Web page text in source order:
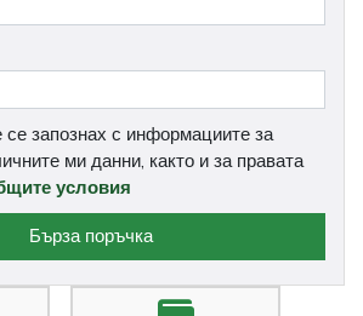
запознах с информациите за
ми данни, както и за правата
условия
Бърза поръчка